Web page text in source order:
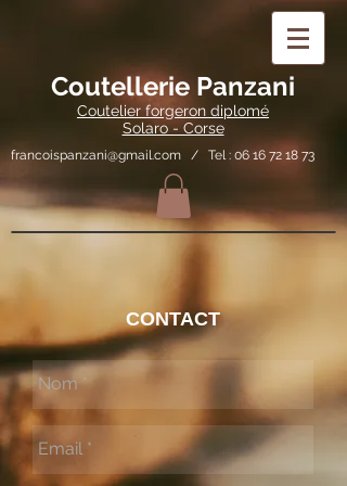
Coutellerie Panzani
Coutelier forgeron diplomé
Solaro - Corse
francoispanzani@gmail.com / Tel : 06 16 72 18 73
CONTACT